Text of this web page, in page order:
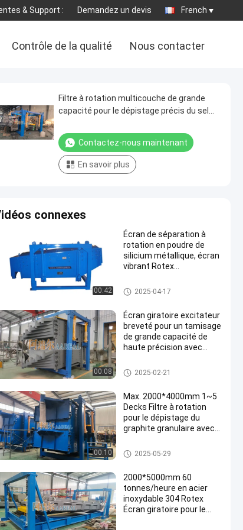
& Support : Demandez un devis French
Contrôle de la qualité Nous contacter
Filtre à rotation multicouche de grande
capacité pour le dépistage précis du sel
caoutchouc ABB moteur
Contactez-nous maintenant
En savoir plus
connexes
00:42
Écran de séparation à
rotation en poudre de
silicium métallique, écran
vibrant Rotex
Tamis rotatoire d'écran
2025-04-17
00:08
Écran giratoire excitateur
breveté pour un tamisage
de grande capacité de
haute précision avec
la maille
Tamis rotatoire d'écran
2025-02-21
00:10
Max. 2000*4000mm 1~5
Decks Filtre à rotation
pour le dépistage du
graphite granulaire avec
à 90%
Tamis rotatoire d'écran
2025-05-29
2000*5000mm 60
tonnes/heure en acier
inoxydable 304 Rotex
Écran giratoire pour le